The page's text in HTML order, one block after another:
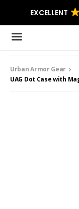
Urban Armor Gear
UAG Dot Case with